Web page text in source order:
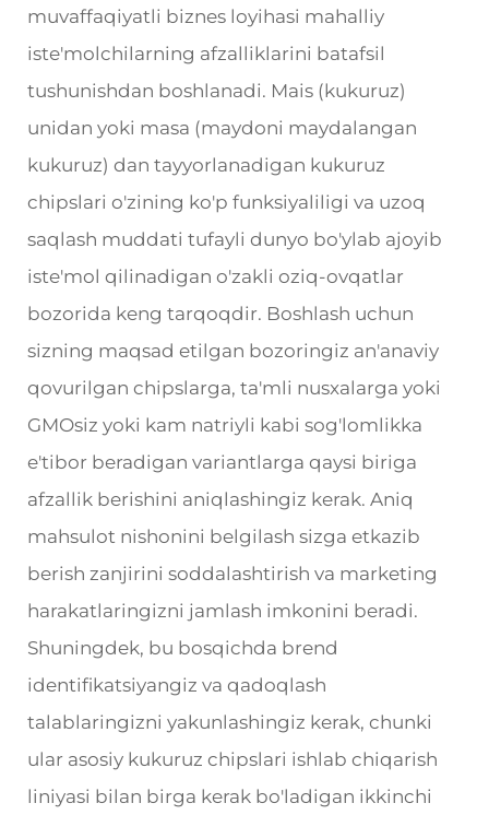
muvaffaqiyatli biznes loyihasi mahalliy
iste'molchilarning afzalliklarini batafsil
tushunishdan boshlanadi. Mais (kukuruz)
unidan yoki masa (maydoni maydalangan
kukuruz) dan tayyorlanadigan kukuruz
chipslari o'zining ko'p funksiyaliligi va uzoq
saqlash muddati tufayli dunyo bo'ylab ajoyib
iste'mol qilinadigan o'zakli oziq-ovqatlar
bozorida keng tarqoqdir. Boshlash uchun
sizning maqsad etilgan bozoringiz an'anaviy
qovurilgan chipslarga, ta'mli nusxalarga yoki
GMOsiz yoki kam natriyli kabi sog'lomlikka
e'tibor beradigan variantlarga qaysi biriga
afzallik berishini aniqlashingiz kerak. Aniq
mahsulot nishonini belgilash sizga etkazib
berish zanjirini soddalashtirish va marketing
harakatlaringizni jamlash imkonini beradi.
Shuningdek, bu bosqichda brend
identifikatsiyangiz va qadoqlash
talablaringizni yakunlashingiz kerak, chunki
ular asosiy kukuruz chipslari ishlab chiqarish
liniyasi bilan birga kerak bo'ladigan ikkinchi